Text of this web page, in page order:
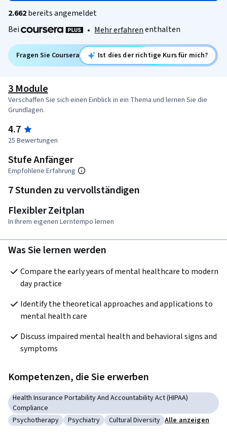
2.662bereits angemeldet
Bei
• Mehr erfahrenenthalten
Fragen Sie Coursera Ist dies der richtige Kurs für mich?
3 Module
Verschaffen Sie sich einen Einblick in ein Thema und lernen Sie die
Grundlagen.
4.7
25 Bewertungen
Stufe Anfänger
Empfohlene Erfahrung
7 Stunden zu vervollständigen
Flexibler Zeitplan
In Ihrem eigenen Lerntempo lernen
Was Sie lernen werden
Compare the early years of mental healthcare to modern
day practice
Identify the theoretical approaches and applications to
mental health care
Discuss impaired mental health and behavioral signs and
symptoms
Kompetenzen, die Sie erwerben
Kategorie: Health Insurance Portability And Accountability
Health Insurance Portability And Accountability Act (HIPAA)
Compliance
Kategorie: Psychotherapy
Psychotherapy Kategorie: Psychiatry
Psychiatry Kategorie: Cultural Diversity
Cultural Diversity Alle anzeigen